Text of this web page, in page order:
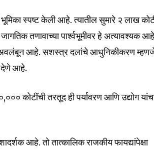
स्पष्ट केली आहे. त्यातील सुमारे ₹२ लाख
तणावाच्या पार्श्वभूमीवर हे अत्यावश्यक
अवलंबून आहे. सशस्त्र दलांचे आधुनिकीकरण
देणे आहे.
कोटींची तरतूद ही पर्यावरण आणि उद्योग
आहे. तो तात्कालिक राजकीय फायद्यांपेक्षा